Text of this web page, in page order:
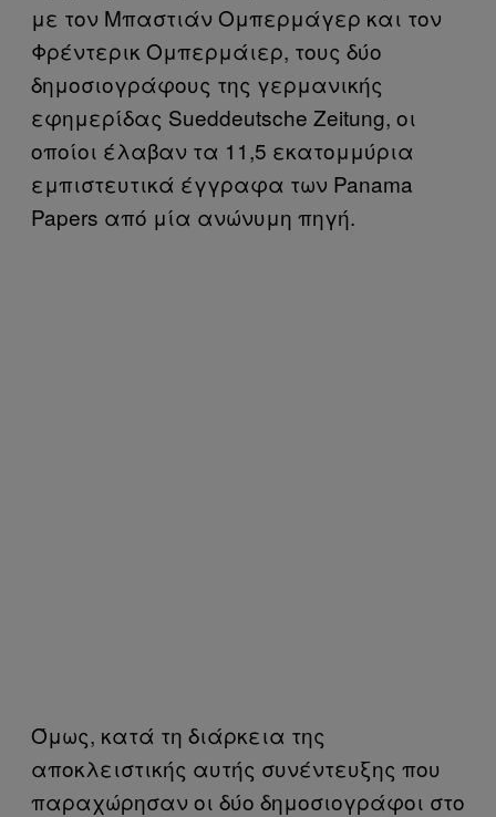
με τον Μπαστιάν Ομπερμάγερ και τον
Φρέντερικ Ομπερμάιερ, τους δύο
δημοσιογράφους της γερμανικής
εφημερίδας Sueddeutsche Zeitung, οι
οποίοι έλαβαν τα 11,5 εκατομμύρια
εμπιστευτικά έγγραφα των Panama
Papers από μία ανώνυμη πηγή.
Όμως, κατά τη διάρκεια της
αποκλειστικής αυτής συνέντευξης που
παραχώρησαν οι δύο δημοσιογράφοι στο